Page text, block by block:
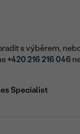
s výběrem,
+420 216 216 046
Specialist